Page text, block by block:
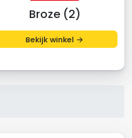
Broze (2)
Bekijk winkel →